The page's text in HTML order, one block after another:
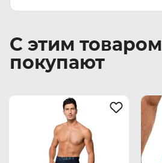
С этим товаром
покупают